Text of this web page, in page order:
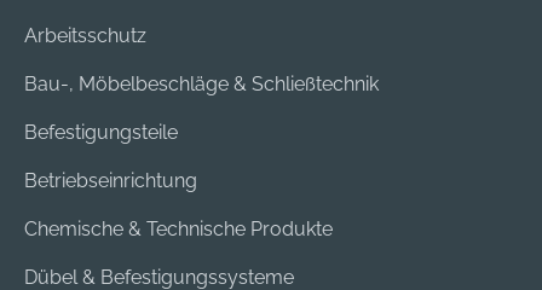
Arbeitsschutz
Bau-, Möbelbeschläge & Schließtechnik
Befestigungsteile
Betriebseinrichtung
Chemische & Technische Produkte
Dübel & Befestigungssysteme